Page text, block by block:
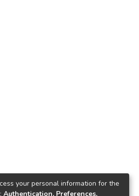
your personal information for the
Authentication, Preferences,